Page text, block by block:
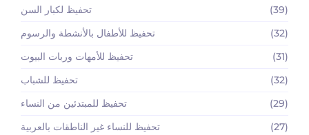
تحفيظ لكبار السن
(39)
تحفيظ للأطفال بالأنشطة والرسوم
(32)
تحفيظ للأمهات وربات البيوت
(31)
تحفيظ للشباب
(32)
تحفيظ للمبتدئين من النساء
(29)
تحفيظ للنساء غير الناطقات بالعربية
(27)